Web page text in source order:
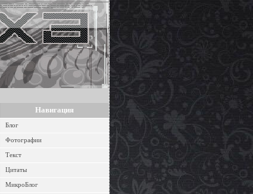
Навигация
Блог
Фотографии
Текст
Цитаты
МикроБлог